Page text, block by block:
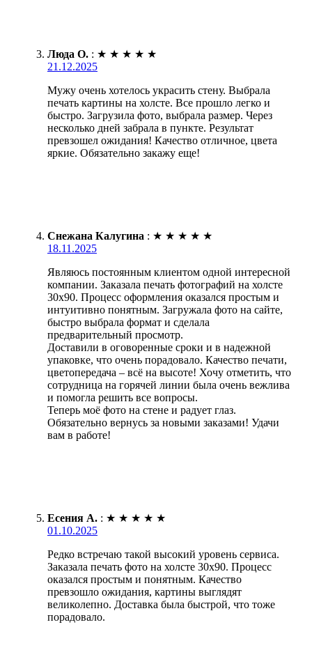
Люда О. : ★ ★ ★ ★ ★
21.12.2025
Мужу очень хотелось украсить стену. Выбрала
печать картины на холсте. Все прошло легко и
быстро. Загрузила фото, выбрала размер. Через
несколько дней забрала в пункте. Результат
превзошел ожидания! Качество отличное, цвета
яркие. Обязательно закажу еще!
Снежана Калугина : ★ ★ ★ ★ ★
18.11.2025
Являюсь постоянным клиентом одной интересной
компании. Заказала печать фотографий на холсте
30х90. Процесс оформления оказался простым и
интуитивно понятным. Загружала фото на сайте,
быстро выбрала формат и сделала
предварительный просмотр.
Доставили в оговоренные сроки и в надежной
упаковке, что очень порадовало. Качество печати,
цветопередача – всё на высоте! Хочу отметить, что
сотрудница на горячей линии была очень вежлива
и помогла решить все вопросы.
Теперь моё фото на стене и радует глаз.
Обязательно вернусь за новыми заказами! Удачи
вам в работе!
Есения А. : ★ ★ ★ ★ ★
01.10.2025
Редко встречаю такой высокий уровень сервиса.
Заказала печать фото на холсте 30х90. Процесс
оказался простым и понятным. Качество
превзошло ожидания, картины выглядят
великолепно. Доставка была быстрой, что тоже
порадовало.